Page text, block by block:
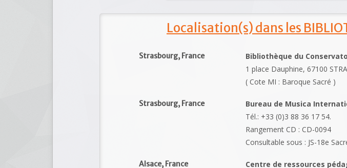
Localisation(s) dans les
Strasbourg, France
Bibliothèque du
1 place Dauphine, 67100
( Cote MI : Baroque Sacré )
Strasbourg, France
Bureau de Musica
Tél.: +33 (0)3 88 36 17 54.
Rangement CD : CD-0094
Consultable sous : JS-18e
Alsace, France Centre de ressources